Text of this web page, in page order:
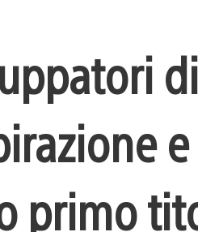
primo